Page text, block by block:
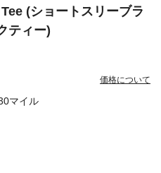
マイル
(ショートスリーブラ
ティー)
価格について